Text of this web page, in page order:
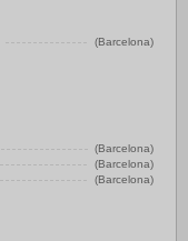
(Barcelona)
(Barcelona)
(Barcelona)
(Barcelona)